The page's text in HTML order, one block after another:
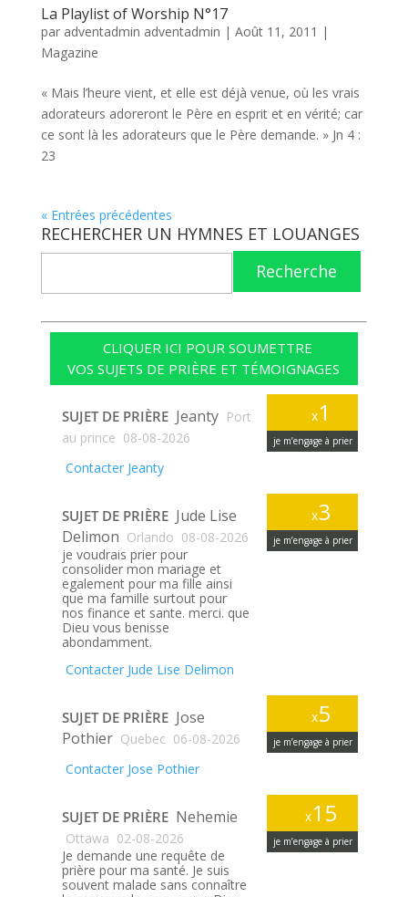
La Playlist of Worship N°17
par adventadmin adventadmin | Août 11, 2011 |
Magazine
« Mais l’heure vient, et elle est déjà venue, où les vrais
adorateurs adoreront le Père en esprit et en vérité; car
ce sont là les adorateurs que le Père demande. » Jn 4 :
23
« Entrées précédentes
RECHERCHER UN HYMNES ET LOUANGES
Recherche
CLIQUER ICI POUR SOUMETTRE
VOS SUJETS DE PRIÈRE ET TÉMOIGNAGES
x1
je m’engage à prier
SUJET DE PRIÈRE Jeanty Port
au prince 08-08-2026
Contacter Jeanty
x3
je m’engage à prier
SUJET DE PRIÈRE Jude Lise
Delimon Orlando 08-08-2026
je voudrais prier pour
consolider mon mariage et
egalement pour ma fille ainsi
que ma famille surtout pour
nos finance et sante. merci. que
Dieu vous benisse
abondamment.
Contacter Jude Lise Delimon
x5
je m’engage à prier
SUJET DE PRIÈRE Jose
Pothier Quebec 06-08-2026
Contacter Jose Pothier
x15
je m’engage à prier
SUJET DE PRIÈRE Nehemie
Ottawa 02-08-2026
Je demande une requête de
prière pour ma santé. Je suis
souvent malade sans connaître